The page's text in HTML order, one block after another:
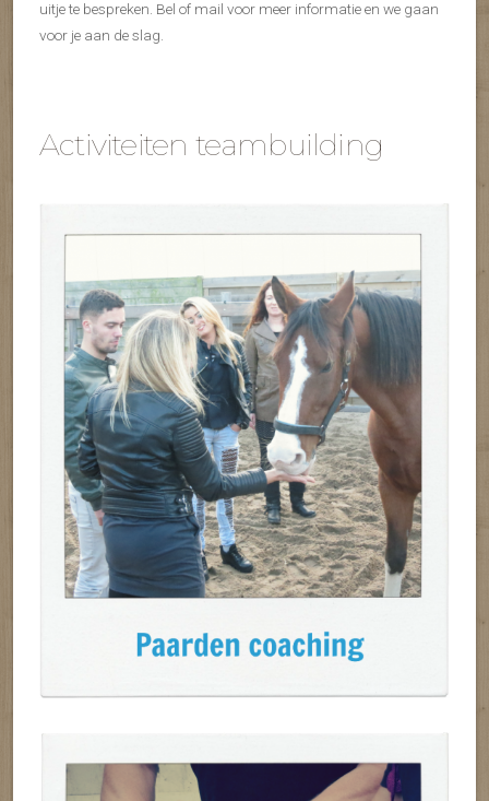
uitje te bespreken. Bel of mail voor meer informatie en we gaan
voor je aan de slag.
Activiteiten teambuilding